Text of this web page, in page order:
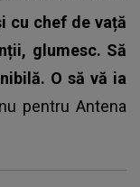
cu chef de vață
glumesc. Să
O să vă ia
pentru Antena